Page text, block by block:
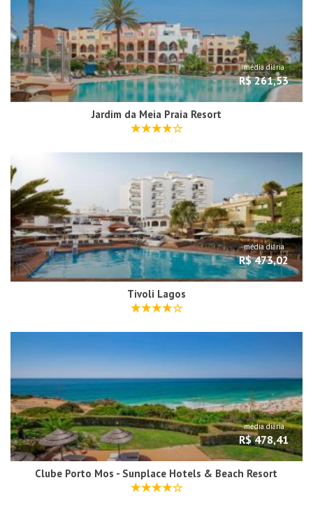
média diária
R$ 261,53
Jardim da Meia Praia Resort
média diária
R$ 473,02
Tivoli Lagos
média diária
R$ 478,41
Clube Porto Mos - Sunplace Hotels & Beach Resort